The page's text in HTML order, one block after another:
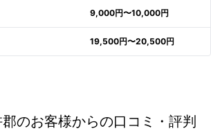
9,000円〜10,000円
19,500円〜20,500円
のお客様からの口コミ・評判